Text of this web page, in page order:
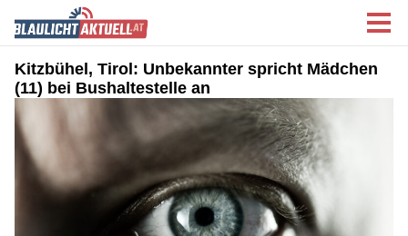
Kitzbühel, Tirol: Unbekannter spricht Mädchen
(11) bei Bushaltestelle an